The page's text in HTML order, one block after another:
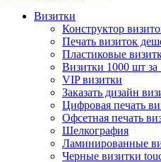
Визитки
Конструктор
Печать визиток
Пластиковые
Визитки 1000 шт за
VIP визитки
Заказать дизайн
Цифровая печать
Офсетная печать
Шелкография
Ламинированные
Черные визитки